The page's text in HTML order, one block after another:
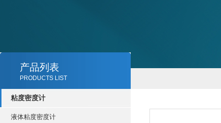
产品列表
PRODUCTS LIST
粘度密度计
液体粘度密度计